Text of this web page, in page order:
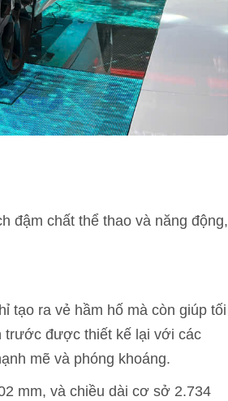
đậm chất thể thao và năng động,
tạo ra vẻ hầm hố mà còn giúp tối
trước được thiết kế lại với các
mẽ và phóng khoáng.
mm, và chiều dài cơ sở 2.734